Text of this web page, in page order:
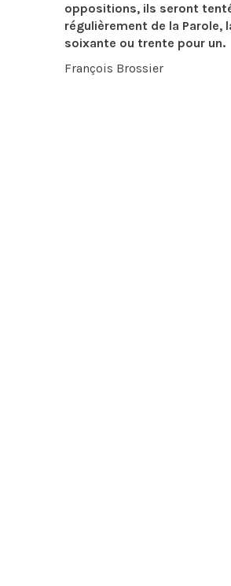
oppositions, ils seront
régulièrement de la
soixante ou trente pour un.
François Brossier